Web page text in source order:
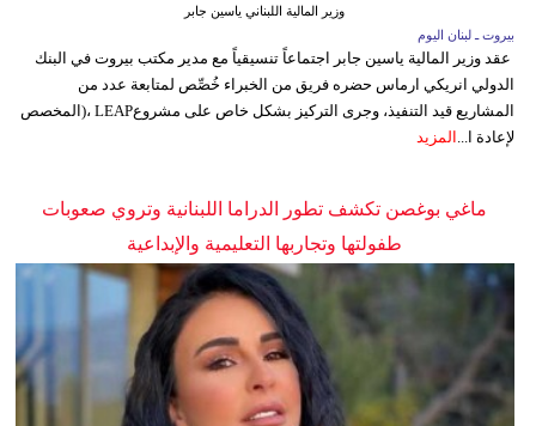
وزير المالية اللبناني ياسين جابر
بيروت ـ لبنان اليوم
عقد وزير المالية ياسين جابر اجتماعاً تنسيقياً مع مدير مكتب بيروت في البنك
الدولي انريكي ارماس حضره فريق من الخبراء خُصِّص لمتابعة عدد من
المشاريع قيد التنفيذ، وجرى التركيز بشكل خاص على مشروعLEAP ،(المخصص
لإعادة ا... المزيد
ماغي بوغصن تكشف تطور الدراما اللبنانية وتروي صعوبات
طفولتها وتجاربها التعليمية والإبداعية